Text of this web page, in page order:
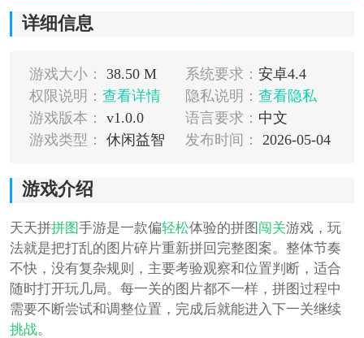
详细信息
游戏大小： 38.50 M 系统要求： 安卓4.4
权限说明： 查看详情 隐私说明： 查看隐私
游戏版本：
v1.0.0 语言要求： 中文
游戏类型：
休闲益智 发布时间： 2026-05-04
游戏介绍
天天拼拼图手游是一款偏轻松体验的拼图 闯关游戏，玩
法就是把打乱的图片碎片重新拼回完整图案。整体节奏
不快，没有复杂规则，主要考验观察和位置判断，适合
随时打开玩几局。每一关的图片都不一样，拼图过程中
需要不断尝试和调整位置，完成后就能进入下一关继续
挑战。